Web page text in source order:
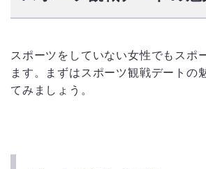
スポーツをしていない女性でもスポ
ます。まずはスポーツ観戦デートの
てみましょう。